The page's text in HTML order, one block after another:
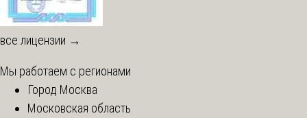
все лицензии →
Мы работаем с регионами
Город Москва
Московская область